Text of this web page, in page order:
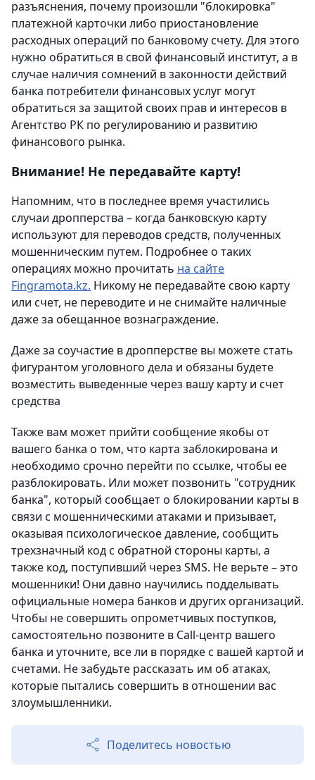
разъяснения, почему произошли "блокировка"
платежной карточки либо приостановление
расходных операций по банковому счету. Для этого
нужно обратиться в свой финансовый институт, а в
случае наличия сомнений в законности действий
банка потребители финансовых услуг могут
обратиться за защитой своих прав и интересов в
Агентство РК по регулированию и развитию
финансового рынка.
Внимание! Не передавайте карту!
Напомним, что в последнее время участились
случаи дропперства – когда банковскую карту
используют для переводов средств, полученных
мошенническим путем. Подробнее о таких
операциях можно прочитать на сайте
Fingramota.kz. Никому не передавайте свою карту
или счет, не переводите и не снимайте наличные
даже за обещанное вознаграждение.
Даже за соучастие в дропперстве вы можете стать
фигурантом уголовного дела и обязаны будете
возместить выведенные через вашу карту и счет
средства
Также вам может прийти сообщение якобы от
вашего банка о том, что карта заблокирована и
необходимо срочно перейти по ссылке, чтобы ее
разблокировать. Или может позвонить "сотрудник
банка", который сообщает о блокировании карты в
связи с мошенническими атаками и призывает,
оказывая психологическое давление, сообщить
трехзначный код с обратной стороны карты, а
также код, поступивший через SMS. Не верьте – это
мошенники! Они давно научились подделывать
официальные номера банков и других организаций.
Чтобы не совершить опрометчивых поступков,
самостоятельно позвоните в Call-центр вашего
банка и уточните, все ли в порядке с вашей картой и
счетами. Не забудьте рассказать им об атаках,
которые пытались совершить в отношении вас
злоумышленники.
Поделитесь новостью